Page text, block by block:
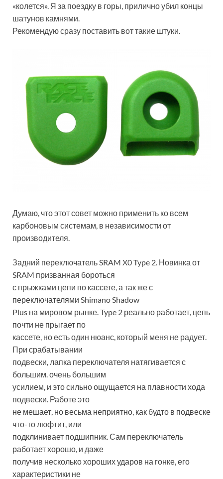
«колется». Я за поездку в горы, прилично убил концы
шатунов камнями.
Рекомендую сразу поставить вот такие штуки.
Думаю, что этот совет можно применить ко всем
карбоновым системам, в независимости от
производителя.
Задний переключатель SRAM X0 Type 2. Новинка от
SRAM призванная бороться
с прыжками цепи по кассете, а так же с
переключателями Shimano Shadow
Plus на мировом рынке. Type 2 реально работает, цепь
почти не прыгает по
кассете, но есть один нюанс, который меня не радует.
При срабатывании
подвески, лапка переключателя натягивается с
большим. очень большим
усилием, и это сильно ощущается на плавности хода
подвески. Работе это
не мешает, но весьма неприятно, как будто в подвеске
что-то люфтит, или
подклинивает подшипник. Сам переключатель
работает хорошо, и даже
получив несколько хороших ударов на гонке, его
характеристики не